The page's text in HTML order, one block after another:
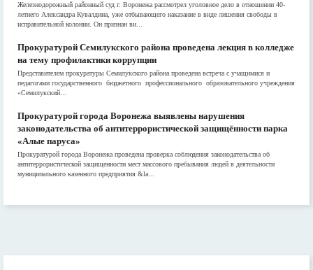
Железнодорожный районный суд г. Воронежа рассмотрел уголовное дело в отношении 40-
летнего Александра Кувалдина, уже отбывающего наказание в виде лишения свободы в
исправительной колонии. Он признан ви...
Прокуратурой Семилукского района проведена лекция в колледже
на тему профилактики коррупции
Представителем прокуратуры Семилукского района проведена встреча с учащимися и
педагогами государственного бюджетного профессионального образовательного учреждения
«Семилукский...
Прокуратурой города Воронежа выявлены нарушения
законодательства об антитеррористической защищённости парка
«Алые паруса»
Прокуратурой города Воронежа проведена проверка соблюдения законодательства об
антитеррористической защищенности мест массового пребывания людей в деятельности
муниципального казенного предприятия &la...